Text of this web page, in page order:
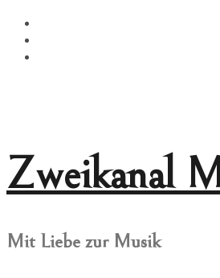
Springe
zum
Inhalt
Zweikanal
Mit Liebe zur Musik